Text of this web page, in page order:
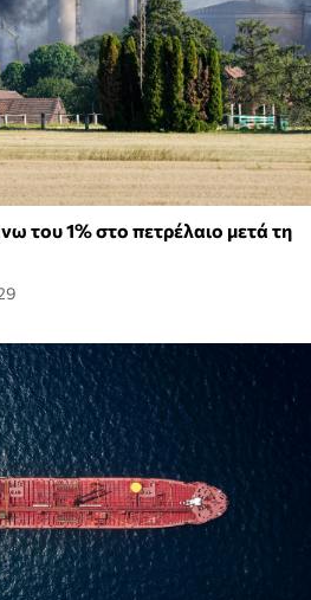
του 1% στο πετρέλαιο μετά τη